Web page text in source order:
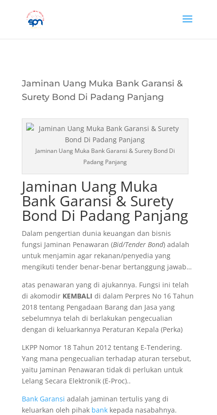
Jaminan Uang Muka Bank Garansi &
Surety Bond Di Padang Panjang
Jaminan Uang Muka Bank Garansi & Surety Bond Di
Padang Panjang
Jaminan Uang Muka
Bank Garansi & Surety
Bond Di Padang Panjang
Dalam pengertian dunia keuangan dan bisnis
fungsi Jaminan Penawaran (Bid/Tender Bond) adalah
untuk menjamin agar rekanan/penyedia yang
mengikuti tender benar-benar bertanggung jawab…
atas penawaran yang di ajukannya. Fungsi ini telah
di akomodir KEMBALI di dalam Perpres No 16 Tahun
2018 tentang Pengadaan Barang dan Jasa yang
sebelumnya telah di berlakukan pengecualian
dengan di keluarkannya Peraturan Kepala (Perka)
LKPP Nomor 18 Tahun 2012 tentang E-Tendering.
Yang mana pengecualian terhadap aturan tersebut,
yaitu Jaminan Penawaran tidak di perlukan untuk
Lelang Secara Elektronik (E-Proc)..
Bank Garansi adalah jaminan tertulis yang di
keluarkan oleh pihak bankkepada nasabahnya.